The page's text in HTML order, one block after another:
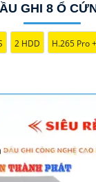
GHI 8 Ổ
2 HDD H.265 Pro +